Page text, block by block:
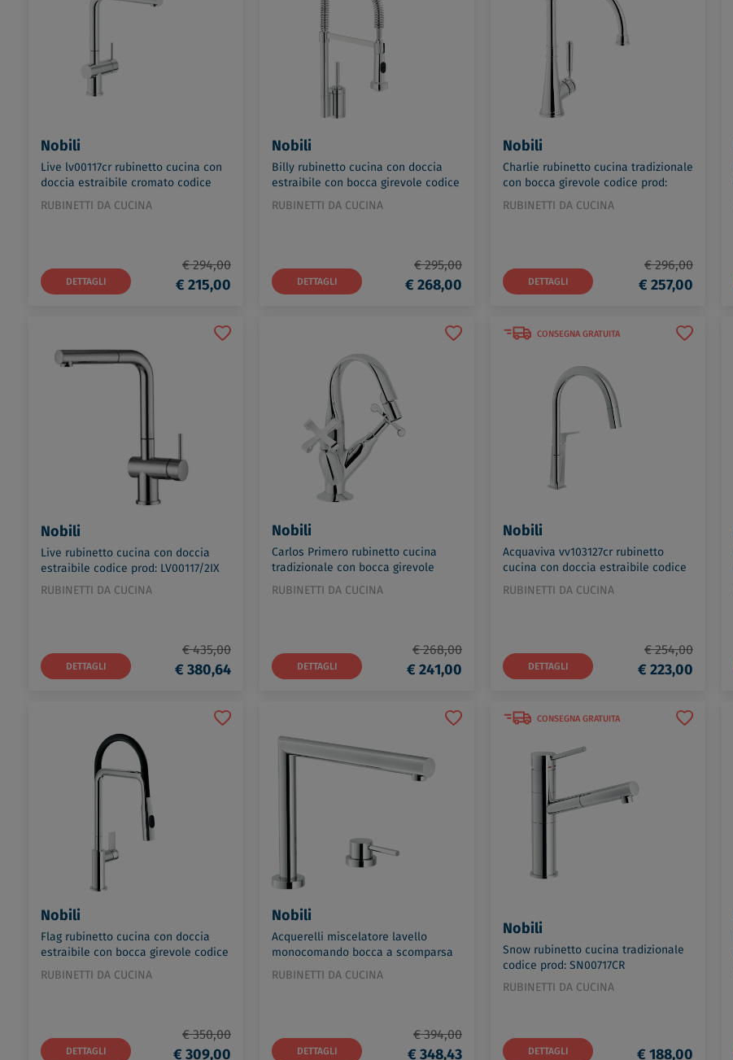
Nobili
Live lv00117cr rubinetto cucina con
doccia estraibile cromato codice
prod: LV00117CR
RUBINETTI DA CUCINA
DETTAGLI
€ 294,00
€ 215,00
Nobili
Billy rubinetto cucina con doccia
estraibile con bocca girevole codice
prod: OZ45300/3CR
RUBINETTI DA CUCINA
DETTAGLI
€ 295,00
€ 268,00
Nobili
Charlie rubinetto cucina tradizionale
con bocca girevole codice prod:
CH75513CR
RUBINETTI DA CUCINA
DETTAGLI
€ 296,00
€ 257,00
Nobili
Live rubinetto cucina con doccia
estraibile codice prod: LV00117/2IX
RUBINETTI DA CUCINA
DETTAGLI
€ 435,00
€ 380,64
Nobili
Carlos Primero rubinetto cucina
tradizionale con bocca girevole
codice prod: CP219/1CR
RUBINETTI DA CUCINA
DETTAGLI
€ 268,00
€ 241,00
CONSEGNA GRATUITA
Nobili
Acquaviva vv103127cr rubinetto
cucina con doccia estraibile codice
prod: VV103127CR
RUBINETTI DA CUCINA
DETTAGLI
€ 254,00
€ 223,00
Nobili
Flag rubinetto cucina con doccia
estraibile con bocca girevole codice
prod: FL96400/1CR
RUBINETTI DA CUCINA
DETTAGLI
€ 350,00
€ 309,00
Nobili
Acquerelli miscelatore lavello
monocomando bocca a scomparsa
codice prod: AQ93513CR
RUBINETTI DA CUCINA
DETTAGLI
€ 394,00
€ 348,43
CONSEGNA GRATUITA
Nobili
Snow rubinetto cucina tradizionale
codice prod: SN00717CR
RUBINETTI DA CUCINA
DETTAGLI € 188,00